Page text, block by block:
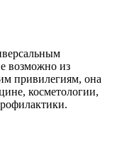
возможно из
привилегиям, она
косметологии,